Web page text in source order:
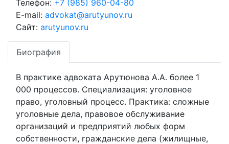
Биография
В практике адвоката Арутюнова А.А. более 1
000 процессов. Специализация: уголовное
право, уголовный процесс. Практика: сложные
уголовные дела, правовое обслуживание
организаций и предприятий любых форм
собственности, гражданские дела (жилищные,
Телефон: +7 (985) 960-04-80
E-mail: advokat@arutyunov.ru
Сайт: arutyunov.ru